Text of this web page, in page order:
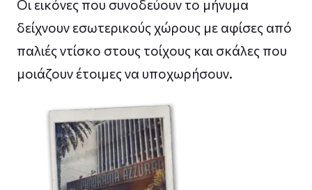
Οι εικόνες που συνοδεύουν το μήνυμα
δείχνουν εσωτερικούς χώρους με αφίσες από
παλιές ντίσκο στους τοίχους και σκάλες που
μοιάζουν έτοιμες να υποχωρήσουν.